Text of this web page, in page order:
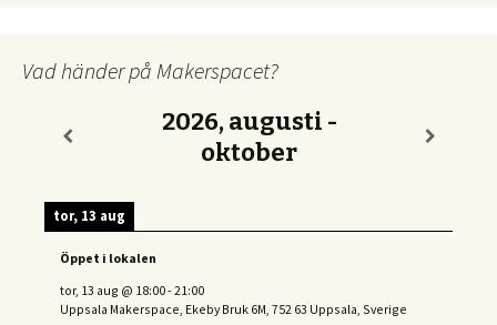
Vad händer på Makerspacet?
2026, augusti -
oktober
tor, 13 aug
Öppet i lokalen
tor, 13 aug @ 18:00-21:00
Uppsala Makerspace, Ekeby Bruk 6M, 752 63 Uppsala, Sverige